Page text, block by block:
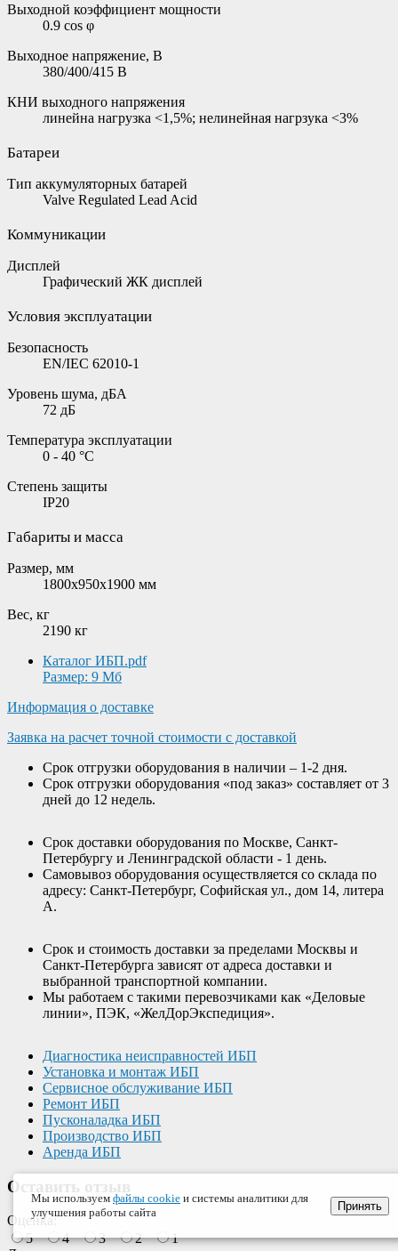
Выходной коэффициент мощности
0.9 cos φ
Выходное напряжение, В
380/400/415 В
КНИ выходного напряжения
линейна нагрузка <1,5%; нелинейная нагрзука <3%
Батареи
Тип аккумуляторных батарей
Valve Regulated Lead Acid
Коммуникации
Дисплей
Графический ЖК дисплей
Условия эксплуатации
Безопасность
EN/IEC 62010-1
Уровень шума, дБА
72 дБ
Температура эксплуатации
0 - 40 °C
Степень защиты
IP20
Габариты и масса
Размер, мм
1800x950x1900 мм
Вес, кг
2190 кг
Каталог ИБП.pdf
Размер: 9 Мб
Информация о доставке
Заявка на расчет точной стоимости с доставкой
Срок отгрузки оборудования в наличии – 1-2 дня.
Срок отгрузки оборудования «под заказ» составляет от 3
дней до 12 недель.
Срок доставки оборудования по Москве, Санкт-
Петербургу и Ленинградской области - 1 день.
Самовывоз оборудования осуществляется со склада по
адресу: Санкт-Петербург, Софийская ул., дом 14, литера
А.
Срок и стоимость доставки за пределами Москвы и
Санкт-Петербурга зависят от адреса доставки и
выбранной транспортной компании.
Мы работаем с такими перевозчиками как «Деловые
линии», ПЭК, «ЖелДорЭкспедиция».
Диагностика неисправностей ИБП
Установка и монтаж ИБП
Сервисное обслуживание ИБП
Ремонт ИБП
Пусконаладка ИБП
Производство ИБП
Аренда ИБП
Оставить отзыв
Оценка:
5
4 3 2
1
Мы используем файлы cookie и системы аналитики для
улучшения работы сайта
Принять